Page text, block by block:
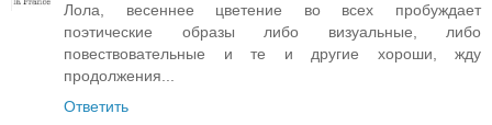
Лола, весеннее цветение во всех пробуждает
поэтические образы либо визуальные, либо
повествовательные и те и другие хороши, жду
продолжения...
Ответить